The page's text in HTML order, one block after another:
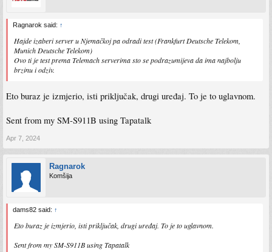
Ragnarok said: ↑
Hajde izaberi server u Njemačkoj pa odradi test (Frankfurt Deutsche Telekom,
Munich Deutsche Telekom)
Ovo ti je test prema Telemach serverima sto se podrazumijeva da ima najbolju
brzinu i odziv.
Eto buraz je izmjerio, isti priključak, drugi uređaj. To je to uglavnom.
Sent from my SM-S911B using Tapatalk
Apr 7, 2024
Ragnarok
Komšija
dams82 said: ↑
Eto buraz je izmjerio, isti priključak, drugi uređaj. To je to uglavnom.
Sent from my SM-S911B using Tapatalk